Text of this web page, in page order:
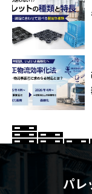
パレ